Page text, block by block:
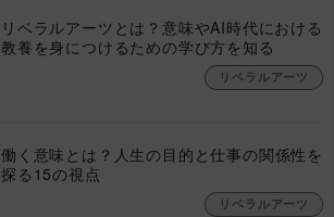
リベラルアーツとは？意味やAI時代における
教養を身につけるための学び方を知る
リベラルアーツ
働く意味とは？人生の目的と仕事の関係性を
探る15の視点
リベラルアーツ